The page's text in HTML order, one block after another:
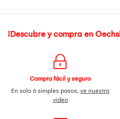
¡Descubre y compra en
Compra fácil y seguro
En solo 6 simples pasos, ve nuestro
video